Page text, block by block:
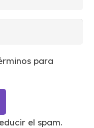
para
el spam.